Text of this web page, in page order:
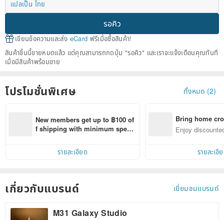
แปลเป็น ไทย
รอคิว
เขียนข้อความและส่ง eCard ฟรีเมื่อซื้อสินค้า!
สินค้าชิ้นนี้ขายหมดแล้ว แต่คุณสามารถกดปุ่ม "รอคิว" และเราจะแจ้งเตือนคุณทันที
เมื่อมีสินค้าพร้อมขาย
โปรโมชั่นพิเศษ ทั้งหมด (2)
New members get up to ฿100 of
f shipping with minimum spen
within 7 days!
รายละเอียด
Bring home
n with ease
Enjoy
รายละเอี
เกี่ยวกับแบรนด์ เยี่ยมชมแบรนด์
M31 Galaxy Studio